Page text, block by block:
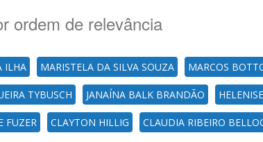
ordem de relevância
ILHA MARISTELA DA SILVA SOUZA MARCOS
TYBUSCH JANAÍNA BALK BRANDÃO
FUZER CLAYTON HILLIG CLAUDIA RIBEIRO